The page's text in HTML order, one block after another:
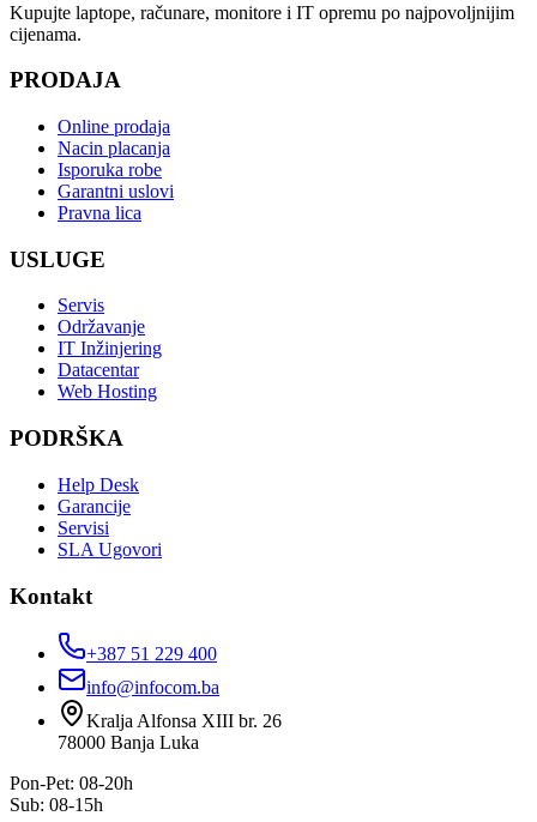
Kupujte laptope, računare, monitore i IT opremu po najpovoljnijim
cijenama.
PRODAJA
Online prodaja
Nacin placanja
Isporuka robe
Garantni uslovi
Pravna lica
USLUGE
Servis
Održavanje
IT Inžinjering
Datacentar
Web Hosting
PODRŠKA
Help Desk
Garancije
Servisi
SLA Ugovori
Kontakt
+387 51 229 400
info@infocom.ba
Kralja Alfonsa XIII br. 26
78000 Banja Luka
Pon-Pet: 08-20h
Sub: 08-15h